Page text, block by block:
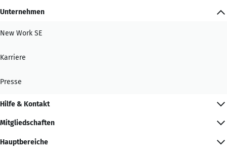
Unternehmen
New Work SE
Karriere
Presse
Hilfe & Kontakt
Mitgliedschaften
Hauptbereiche